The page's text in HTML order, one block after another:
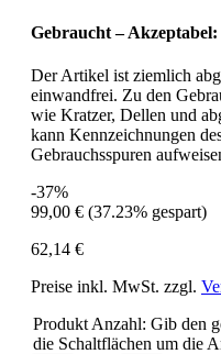
Gebraucht – Akzeptabel:
Der Artikel ist ziemlich
einwandfrei. Zu den
wie Kratzer, Dellen und
kann Kennzeichnungen
Gebrauchsspuren
-37%
99,00 € (37.23% gespart)
62,14 €
Preise inkl. MwSt. zzgl.
Produkt Anzahl: Gib den
die Schaltflächen um die